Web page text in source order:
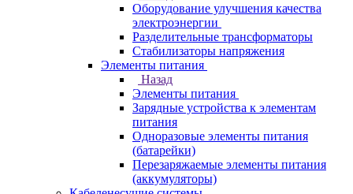
Оборудование улучшения качества
электроэнергии
Разделительные трансформаторы
Стабилизаторы напряжения
Элементы питания
Назад
Элементы питания
Зарядные устройства к элементам
питания
Одноразовые элементы питания
(батарейки)
Перезаряжаемые элементы питания
(аккумуляторы)